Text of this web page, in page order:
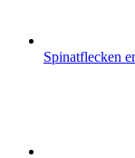
Spinatflecken